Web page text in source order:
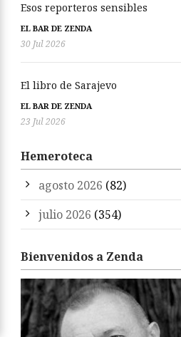
Esos reporteros sensibles
EL BAR DE ZENDA
30 Jul 2026
El libro de Sarajevo
EL BAR DE ZENDA
23 Jul 2026
Hemeroteca
agosto 2026 (82)
julio 2026 (354)
Bienvenidos a Zenda